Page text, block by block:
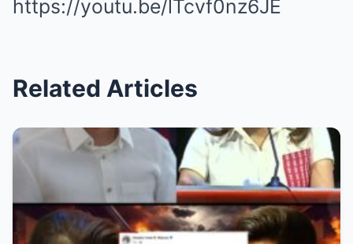
https://youtu.be/lTcvf0nz6JE
Related Articles